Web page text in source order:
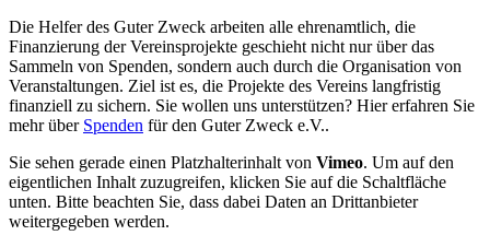
Die Helfer des Guter Zweck arbeiten alle ehrenamtlich, die
Finanzierung der Vereinsprojekte geschieht nicht nur über das
Sammeln von Spenden, sondern auch durch die Organisation von
Veranstaltungen. Ziel ist es, die Projekte des Vereins langfristig
finanziell zu sichern. Sie wollen uns unterstützen? Hier erfahren Sie
mehr über Spenden für den Guter Zweck e.V..
Sie sehen gerade einen Platzhalterinhalt von Vimeo. Um auf den
eigentlichen Inhalt zuzugreifen, klicken Sie auf die Schaltfläche
unten. Bitte beachten Sie, dass dabei Daten an Drittanbieter
weitergegeben werden.